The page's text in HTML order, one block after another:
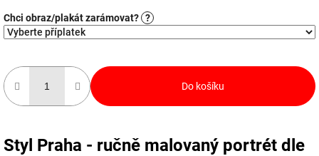
Chci obraz/plakát zarámovat? ?
Do košíku
Styl Praha - ručně malovaný portrét dle